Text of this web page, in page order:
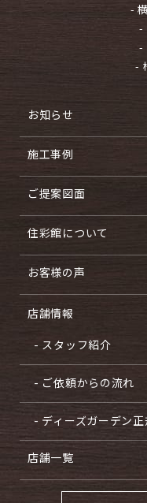
-
-
-
-
お知らせ
施工事例
ご提案図面
住彩館について
お客様の声
店舗情報
- スタッフ紹介
- ご依頼からの流れ
- ディーズガーデン
店舗一覧